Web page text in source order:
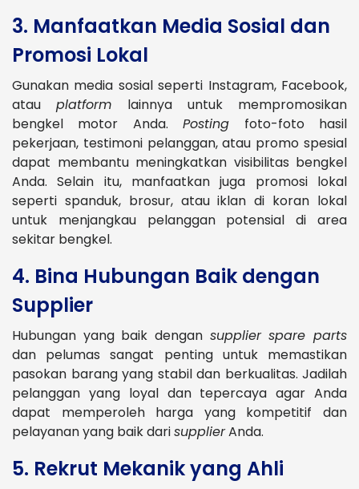
3. Manfaatkan Media Sosial dan
Promosi Lokal
Gunakan media sosial seperti Instagram, Facebook,
atauplatform lainnya untuk mempromosikan
bengkel motor Anda.Posting foto-foto hasil
pekerjaan, testimoni pelanggan, atau promo spesial
dapat membantu meningkatkan visibilitas bengkel
Anda. Selain itu, manfaatkan juga promosi lokal
seperti spanduk, brosur, atau iklan di koran lokal
untuk menjangkau pelanggan potensial di area
sekitar bengkel.
4. Bina Hubungan Baik dengan
Supplier
Hubungan yang baik dengan supplier spare parts
dan pelumas sangat penting untuk memastikan
pasokan barang yang stabil dan berkualitas. Jadilah
pelanggan yang loyal dan tepercaya agar Anda
dapat memperoleh harga yang kompetitif dan
pelayanan yang baik darisupplierAnda.
5. Rekrut Mekanik yang Ahli